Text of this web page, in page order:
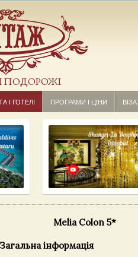
ПОДОРОЖІ
І ГОТЕЛІ ПРОГРАМИ І ЦІНИ ВІЗА
Melia Colon 5*
Загальна інформація